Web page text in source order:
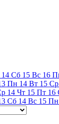
14 Сб 15 Вс 16
Пн 14 Вт 15 Ср
14 Чт 15 Пт 16
Сб 14 Вс 15 Пн